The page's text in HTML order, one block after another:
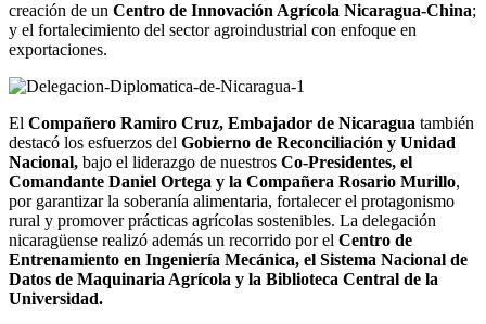
creación de un Centro de Innovación Agrícola Nicaragua-China;
y el fortalecimiento del sector agroindustrial con enfoque en
exportaciones.
El Compañero Ramiro Cruz, Embajador de Nicaragua también
destacó los esfuerzos del Gobierno de Reconciliación y Unidad
Nacional, bajo el liderazgo de nuestros Co-Presidentes, el
Comandante Daniel Ortega y la Compañera Rosario Murillo,
por garantizar la soberanía alimentaria, fortalecer el protagonismo
rural y promover prácticas agrícolas sostenibles. La delegación
nicaragüense realizó además un recorrido por el Centro de
Entrenamiento en Ingeniería Mecánica, el Sistema Nacional de
Datos de Maquinaria Agrícola y la Biblioteca Central de la
Universidad.